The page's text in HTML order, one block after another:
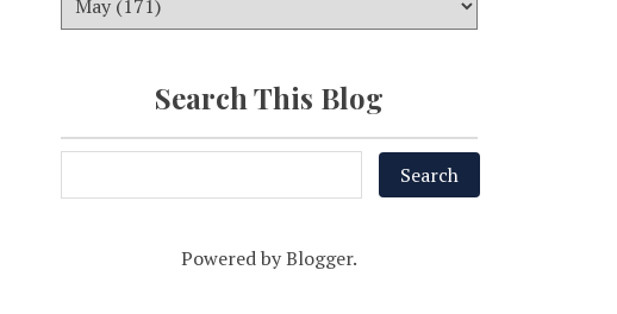
Search This Blog
Powered byBlogger.